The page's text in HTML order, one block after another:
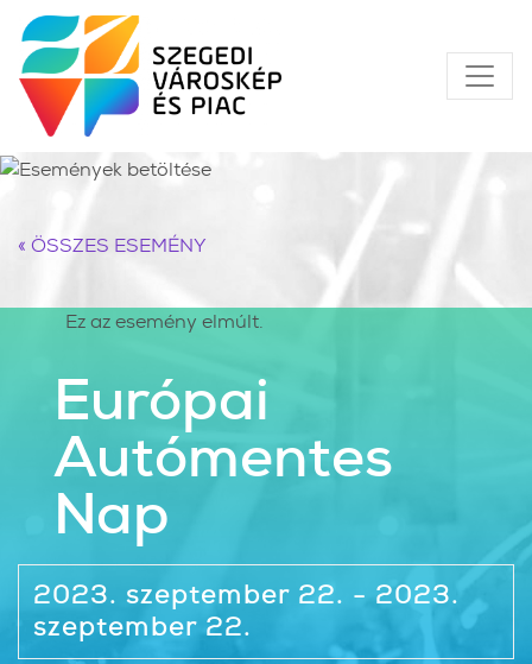
« ÖSSZES ESEMÉNY
Ez az esemény elmúlt.
Európai
Autómentes
Nap
2023. szeptember 22. - 2023.
szeptember 22.